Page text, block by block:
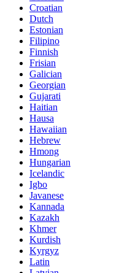
Croatian
Dutch
Estonian
Filipino
Finnish
Frisian
Galician
Georgian
Gujarati
Haitian
Hausa
Hawaiian
Hebrew
Hmong
Hungarian
Icelandic
Igbo
Javanese
Kannada
Kazakh
Khmer
Kurdish
Kyrgyz
Latin